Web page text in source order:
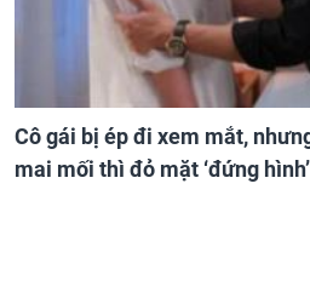
Cô gái bị ép đi xem mắt,
mai mối thì đỏ mặt ‘đứng hình’